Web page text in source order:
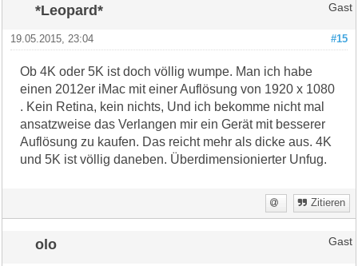
*Leopard* Gast
#15
19.05.2015, 23:04
Ob 4K oder 5K ist doch völlig wumpe. Man ich habe
einen 2012er iMac mit einer Auflösung von 1920 x 1080
. Kein Retina, kein nichts, Und ich bekomme nicht mal
ansatzweise das Verlangen mir ein Gerät mit besserer
Auflösung zu kaufen. Das reicht mehr als dicke aus. 4K
und 5K ist völlig daneben. Überdimensionierter Unfug.
Zitieren
olo Gast